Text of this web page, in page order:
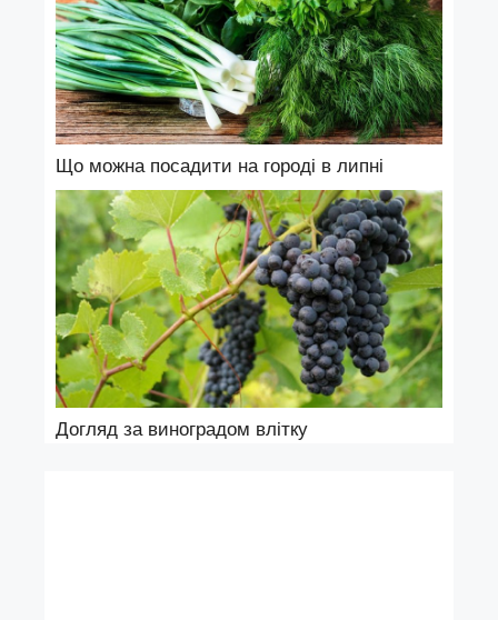
Що можна посадити на городі в липні
Догляд за виноградом влітку